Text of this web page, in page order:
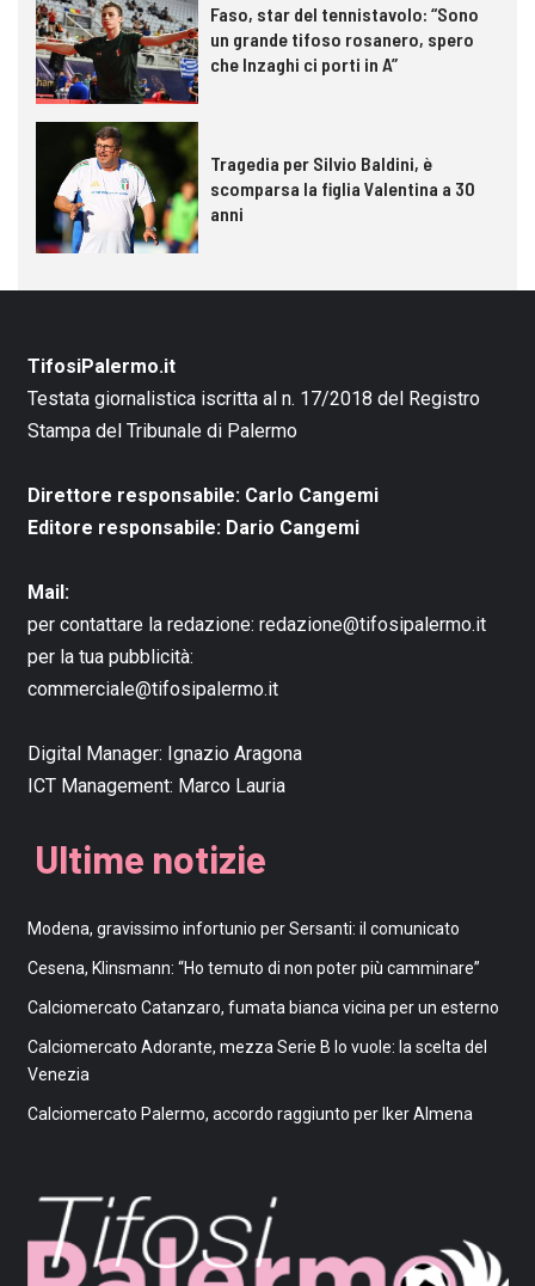
Faso, star del tennistavolo: “Sono
un grande tifoso rosanero, spero
che Inzaghi ci porti in A”
Tragedia per Silvio Baldini, è
scomparsa la figlia Valentina a 30
anni
TifosiPalermo.it
Testata giornalistica iscritta al n. 17/2018 del Registro
Stampa del Tribunale di Palermo
Direttore responsabile: Carlo Cangemi
Editore responsabile: Dario Cangemi
Mail:
per contattare la redazione: redazione@tifosipalermo.it
per la tua pubblicità:
commerciale@tifosipalermo.it
Digital Manager: Ignazio Aragona
ICT Management: Marco Lauria
Ultime notizie
Modena, gravissimo infortunio per Sersanti: il comunicato
Cesena, Klinsmann: “Ho temuto di non poter più camminare”
Calciomercato Catanzaro, fumata bianca vicina per un esterno
Calciomercato Adorante, mezza Serie B lo vuole: la scelta del
Venezia
Calciomercato Palermo, accordo raggiunto per Iker Almena